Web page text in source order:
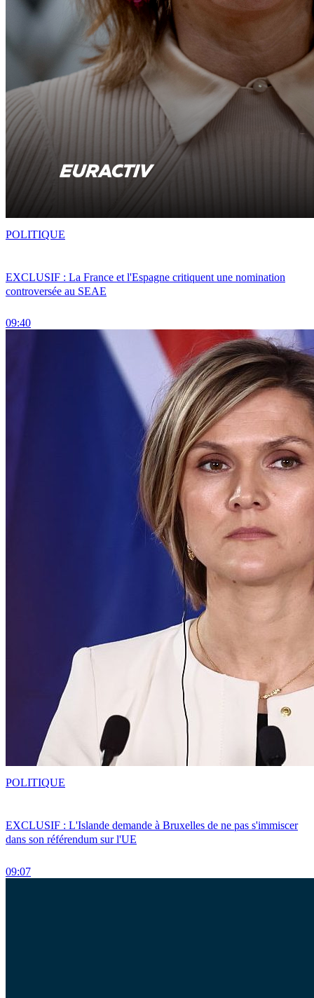
EXCLUSIF : La France et l'Espagne critiquent une nomination
controversée au SEAE
09:40
POLITIQUE
EXCLUSIF : L'Islande demande à Bruxelles de ne pas s'immiscer
dans son référendum sur l'UE
09:07
POLITIQUE